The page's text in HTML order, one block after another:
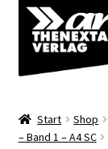
Zur
Navigation
springen
Zum
Inhalt
springen
Shop
Start Shop
– Band 1 – A4 SC